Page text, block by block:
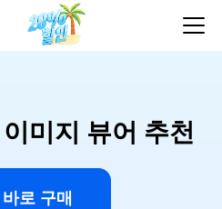
미지 뷰어 추천
바로 구매